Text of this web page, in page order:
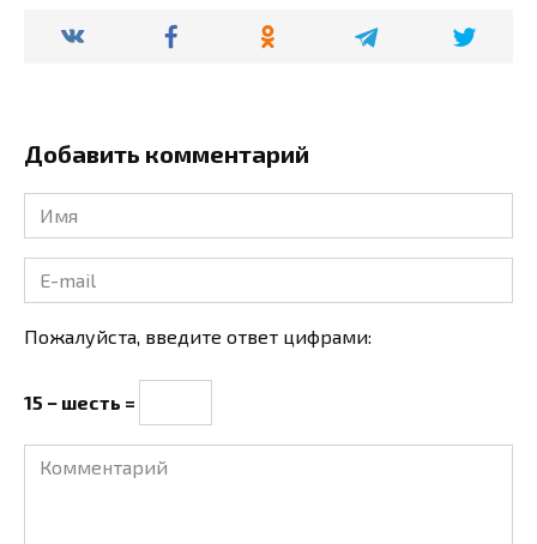
Добавить комментарий
Имя
*
E-
mail
*
Пожалуйста, введите ответ цифрами:
15 − шесть =
Комментарий